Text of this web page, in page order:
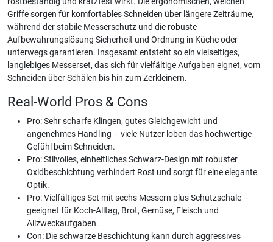
Griffe sorgen für komfortables Schneiden über längere Zeiträume,
während der stabile Messerschutz und die robuste
Aufbewahrungslösung Sicherheit und Ordnung in Küche oder
unterwegs garantieren. Insgesamt entsteht so ein vielseitiges,
langlebiges Messerset, das sich für vielfältige Aufgaben eignet, vom
Schneiden über Schälen bis hin zum Zerkleinern.
Real-World Pros & Cons
Pro: Sehr scharfe Klingen, gutes Gleichgewicht und
angenehmes Handling – viele Nutzer loben das hochwertige
Gefühl beim Schneiden.
Pro: Stilvolles, einheitliches Schwarz-Design mit robuster
Oxidbeschichtung verhindert Rost und sorgt für eine elegante
Optik.
Pro: Vielfältiges Set mit sechs Messern plus Schutzschale –
geeignet für Koch-Alltag, Brot, Gemüse, Fleisch und
Allzweckaufgaben.
Con: Die schwarze Beschichtung kann durch aggressives